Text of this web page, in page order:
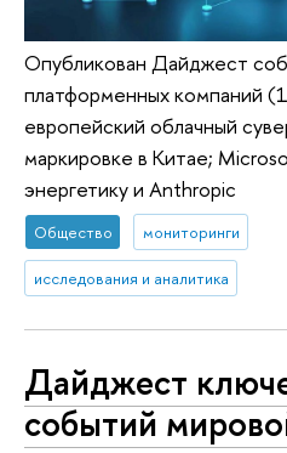
Опубликован Дайджест
платформенных компаний
европейский облачный
маркировке в Китае;
энергетику и Anthropic
Общество мониторинги
исследования и аналитика
Дайджест
событий